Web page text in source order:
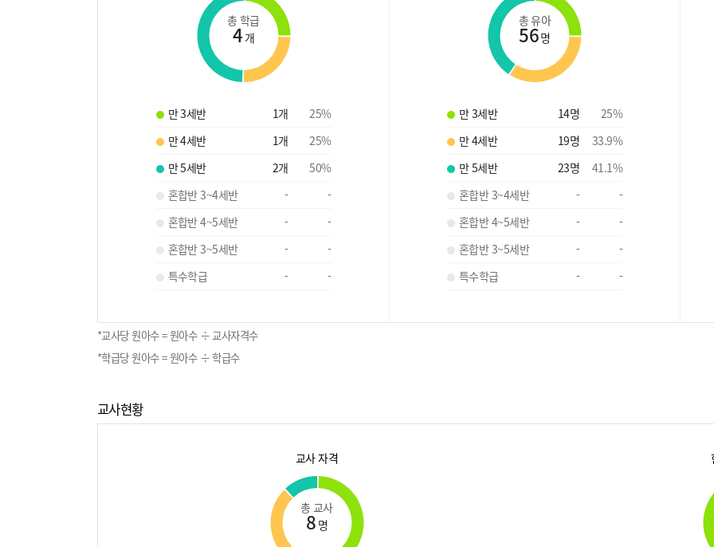
총 학급
4 개
만 3세반 1개 25%
만 4세반
1개 25%
만 5세반
2개 50%
혼합반 3~4세반
-
-
혼합반 4~5세반
-
-
혼합반 3~5세반
-
-
특수학급
- -
총 유아
56명
만 3세반 14명 25%
만 4세반
19명 33.9%
만 5세반
23명 41.1%
혼합반 3~4세반
-
-
혼합반 4~5세반
-
-
혼합반 3~5세반
-
-
특수학급
- -
*교사당 원아수 = 원아수 ÷ 교사자격수
*학급당 원아수 = 원아수 ÷ 학급수
교사현황
교사 자격
총 교사
8 명